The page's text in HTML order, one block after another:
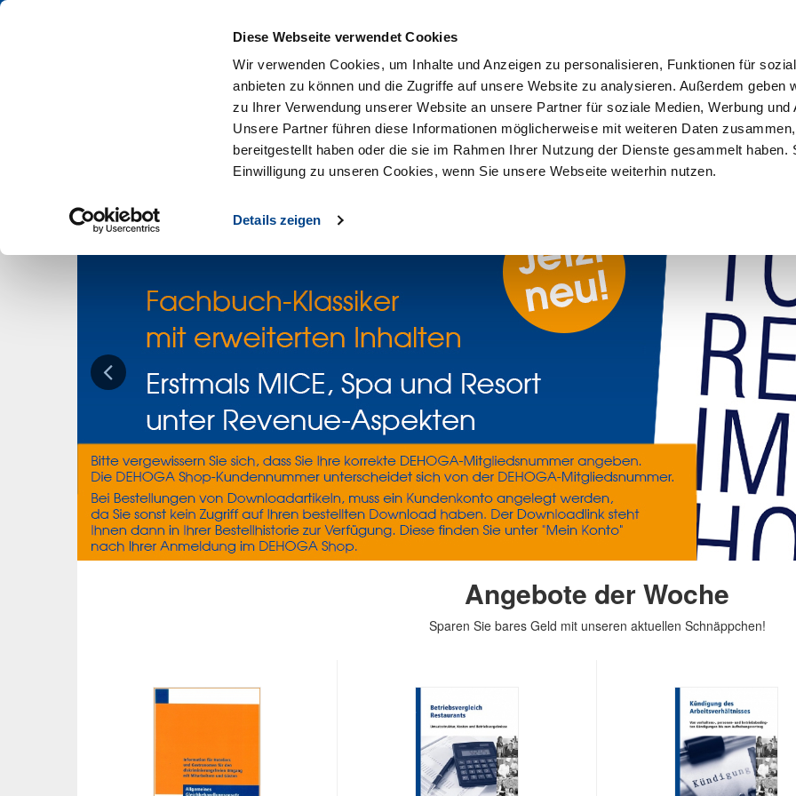
Diese Webseite verwendet Cookies
Wir verwenden Cookies, um Inhalte und Anzeigen zu personalisieren, Funktionen für
anbieten zu können und die Zugriffe auf unsere Website zu analysieren. Außerdem geben
zu Ihrer Verwendung unserer Website an unsere Partner für soziale Medien, Werbung und
Unsere Partner führen diese Informationen möglicherweise mit weiteren Daten
bereitgestellt haben oder die sie im Rahmen Ihrer Nutzung der Dienste gesammelt haben.
Einwilligung zu unseren Cookies, wenn Sie unsere Webseite weiterhin nutzen.
Details zeigen
Aus- & Weiterbildung Betriebswirtschaft Download Center Existenzgründung
Angebote der Woche
Sparen Sie bares Geld mit unseren aktuellen Schnäppchen!